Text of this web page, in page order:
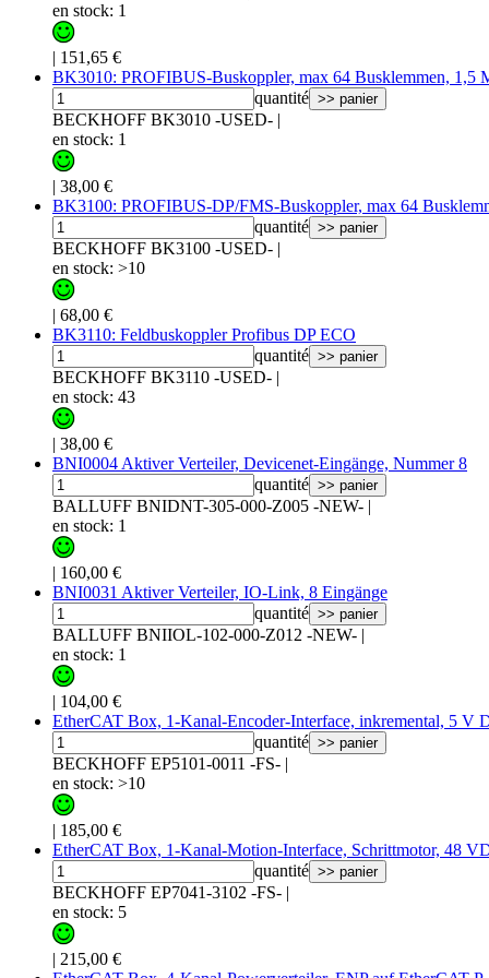
en stock: 1
| 151,65 €
BK3010: PROFIBUS-Buskoppler, max 64 Busklemmen, 1,5
quantité >> panier
BECKHOFF BK3010 -USED- |
en stock: 1
| 38,00 €
BK3100: PROFIBUS-DP/FMS-Buskoppler, max 64
quantité >> panier
BECKHOFF BK3100 -USED- |
en stock: >10
| 68,00 €
BK3110: Feldbuskoppler Profibus DP ECO
quantité >> panier
BECKHOFF BK3110 -USED- |
en stock: 43
| 38,00 €
BNI0004 Aktiver Verteiler, Devicenet-Eingänge, Nummer 8
quantité >> panier
BALLUFF BNIDNT-305-000-Z005 -NEW- |
en stock: 1
| 160,00 €
BNI0031 Aktiver Verteiler, IO-Link, 8 Eingänge
quantité >> panier
BALLUFF BNIIOL-102-000-Z012 -NEW- |
en stock: 1
| 104,00 €
EtherCAT Box, 1-Kanal-Encoder-Interface, inkremental, 5 V
quantité >> panier
BECKHOFF EP5101-0011 -FS- |
en stock: >10
| 185,00 €
EtherCAT Box, 1-Kanal-Motion-Interface, Schrittmotor, 48
quantité >> panier
BECKHOFF EP7041-3102 -FS- |
en stock: 5
| 215,00 €